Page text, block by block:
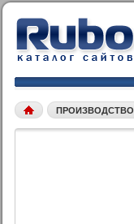
ПРОИЗВОДСТВО